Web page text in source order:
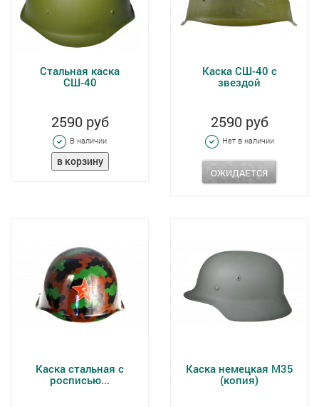
Стальная каска
СШ-40
2590 руб
В наличии
Каска СШ-40 с
звездой
2590 руб
Нет в наличии
ОЖИДАЕТСЯ
Каска стальная с
росписью...
Каска немецкая М35
(копия)